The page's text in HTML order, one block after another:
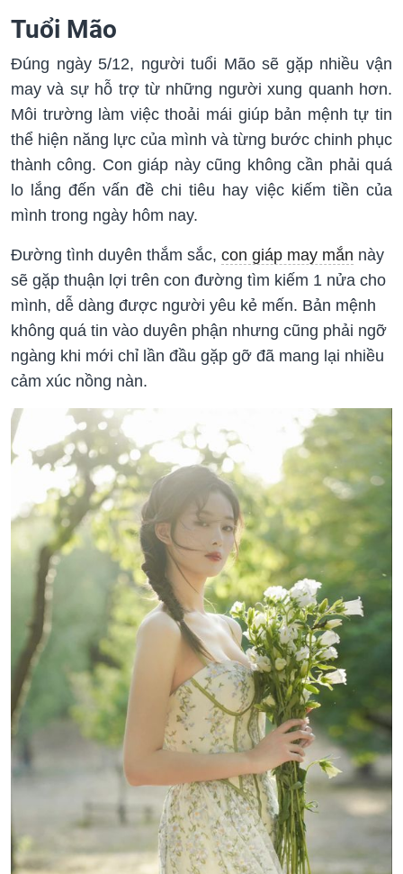
Tuổi Mão
Đúng ngày 5/12, người tuổi Mão sẽ gặp nhiều vận
may và sự hỗ trợ từ những người xung quanh hơn.
Môi trường làm việc thoải mái giúp bản mệnh tự tin
thể hiện năng lực của mình và từng bước chinh phục
thành công. Con giáp này cũng không cần phải quá
lo lắng đến vấn đề chi tiêu hay việc kiếm tiền của
mình trong ngày hôm nay.
Đường tình duyên thắm sắc, con giáp may mắn này
sẽ gặp thuận lợi trên con đường tìm kiếm 1 nửa cho
mình, dễ dàng được người yêu kẻ mến. Bản mệnh
không quá tin vào duyên phận nhưng cũng phải ngỡ
ngàng khi mới chỉ lần đầu gặp gỡ đã mang lại nhiều
cảm xúc nồng nàn.